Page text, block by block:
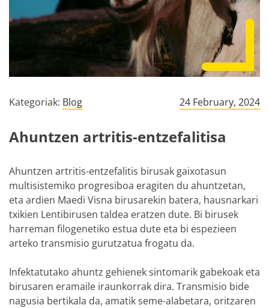
Kategoriak: Blog 24 February, 2024
Ahuntzen artritis-entzefalitisa
Ahuntzen artritis-entzefalitis birusak gaixotasun
multisistemiko progresiboa eragiten du ahuntzetan,
eta ardien Maedi Visna birusarekin batera, hausnarkari
txikien Lentibirusen taldea eratzen dute. Bi birusek
harreman filogenetiko estua dute eta bi espezieen
arteko transmisio gurutzatua frogatu da.
Infektatutako ahuntz gehienek sintomarik gabekoak eta
birusaren eramaile iraunkorrak dira. Transmisio bide
nagusia bertikala da, amatik seme-alabetara, oritzaren